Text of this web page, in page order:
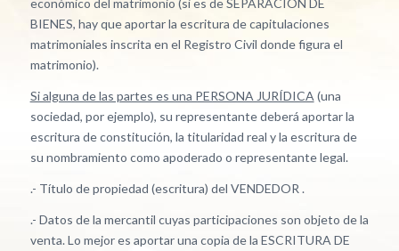
económico del matrimonio (si es de SEPARACIÓN DE
BIENES, hay que aportar la escritura de capitulaciones
matrimoniales inscrita en el Registro Civil donde figura el
matrimonio).
Si alguna de las partes es una PERSONA JURÍDICA (una
sociedad, por ejemplo), su representante deberá aportar la
escritura de constitución, la titularidad real y la escritura de
su nombramiento como apoderado o representante legal.
.- Título de propiedad (escritura) del VENDEDOR .
.- Datos de la mercantil cuyas participaciones son objeto de la
venta. Lo mejor es aportar una copia de la ESCRITURA DE